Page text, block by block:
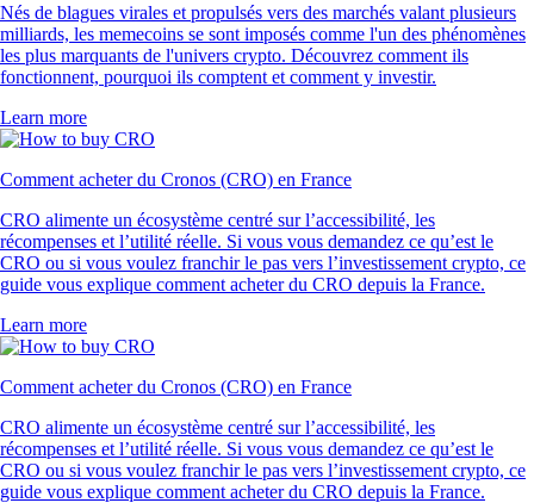
Nés de blagues virales et propulsés vers des marchés valant plusieurs
milliards, les memecoins se sont imposés comme l'un des phénomènes
les plus marquants de l'univers crypto. Découvrez comment ils
fonctionnent, pourquoi ils comptent et comment y investir.
Learn more
Comment acheter du Cronos (CRO) en France
CRO alimente un écosystème centré sur l’accessibilité, les
récompenses et l’utilité réelle. Si vous vous demandez ce qu’est le
CRO ou si vous voulez franchir le pas vers l’investissement crypto, ce
guide vous explique comment acheter du CRO depuis la France.
Learn more
Comment acheter du Cronos (CRO) en France
CRO alimente un écosystème centré sur l’accessibilité, les
récompenses et l’utilité réelle. Si vous vous demandez ce qu’est le
CRO ou si vous voulez franchir le pas vers l’investissement crypto, ce
guide vous explique comment acheter du CRO depuis la France.